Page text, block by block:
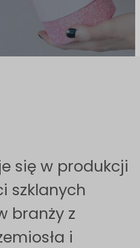
się w produkcji
szklanych
branży z
i